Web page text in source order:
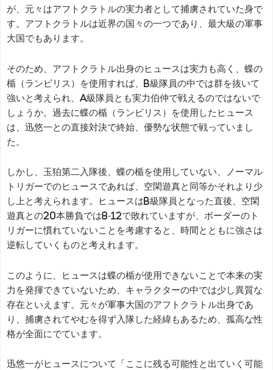
が、元々はアフトクラトルの実力者として捕虜されていた身で
す。アフトクラトルは近界の国々の一つであり、最大級の軍事
大国でもあります。
そのため、アフトクラトル出身のヒュースは実力も高く、蝶の
楯（ランビリス）を使用すれば、B級隊員の中では群を抜いて
強いと考えられ、A級隊員とも実力伯仲で戦えるのではないで
しょうか。過去に蝶の楯（ランビリス）を使用したヒュース
は、迅悠一との直接対決で終始、優勢な状態で戦っていまし
た。
しかし、玉狛第二入隊後、蝶の楯を使用していない、ノーマル
トリガーでのヒュースであれば、空閑遊真と同等かそれより少
し上と考えられます。ヒュースはB級隊員となった直後、空閑
遊真との20本勝負では8-12で敗れていますが、ボーダーのト
リガーに慣れていないことを考慮すると、時間とともに強さは
逆転していくものと考えれます。
このように、ヒュースは蝶の楯が使用できないことで本来の実
力を発揮できていないため、キャラクターの中では少し異質な
存在といえます。元々が軍事大国のアフトクラトル出身であ
り、捕虜されてやむを得ず入隊した経緯もあるため、孤高な性
格が全面にでています。
迅悠一がヒュースについて「ここに残る可能性と出ていく可能